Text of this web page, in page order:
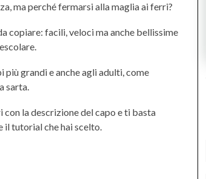
ma perché fermarsi alla maglia ai ferri?
copiare: facili, veloci ma anche bellissime
grandi e anche agli adulti, come
sarta.
la descrizione del capo e ti basta
il tutorial che hai scelto.